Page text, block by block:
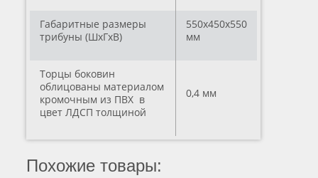
Габаритные размеры
трибуны (ШхГхВ)
550х450х550
мм
Торцы боковин
облицованы материалом
кромочным из ПВХ в
цвет ЛДСП толщиной
0,4 мм
Похожие товары: